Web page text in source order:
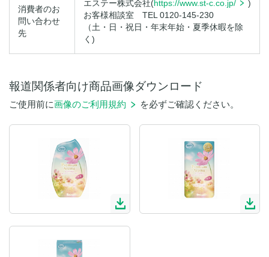
消費者のお
問い合わせ
先
エステー株式会社(https://www.st-c.co.jp/
)
お客様相談室 TEL 0120-145-230
（土・日・祝日・年末年始・夏季休暇を除
く)
報道関係者向け商品画像ダウンロード
ご使用前に画像のご利用規約 を必ずご確認ください。